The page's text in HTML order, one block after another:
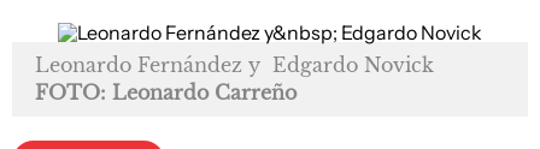
Leonardo Fernández y Edgardo Novick
FOTO: Leonardo Carreño